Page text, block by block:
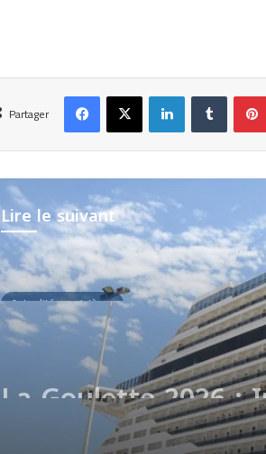
Partager
Lire le suivant
Actualités croisières
2 avril 2026
La Goulette 2026 :
économique des
révélées